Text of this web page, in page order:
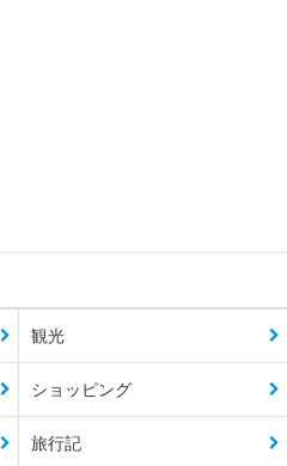
観光
ショッピング
旅行記